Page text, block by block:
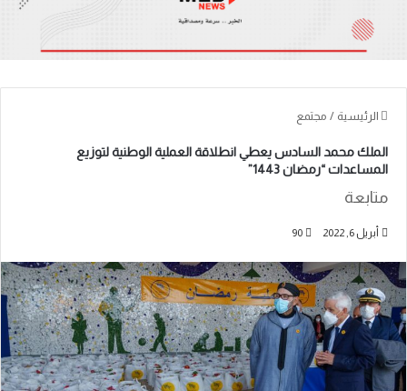
الرئيسية / مجتمع
الملك محمد السادس يعطي انطلاقة العملية الوطنية لتوزيع
المساعدات “رمضان 1443”
متابعة
أبريل 6, 2022 90